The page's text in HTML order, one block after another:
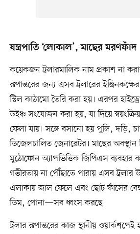
যন্ত্রপাতি ‘লোকাল’, মাছের মরণফাঁদ
কয়েকজন ট্রলারমালিক নাম প্রকাশ না
রূপান্তরের জন্য এসব ট্রলারের
স্টিল কাঠামো তৈরি করা হয়। এরপর
উইঞ্চ সংযোজন করা হয়, যা দিয়ে
ফেলা যায়। সঙ্গে বসানো হয় পুলি, দড়ি,
ডিজেলচালিত জেনারেটর। মাছের অবস্থান
মুঠোফোন অ্যাপভিত্তিক জিপিএস ব্যবহার
গভীরতায় না পৌঁছাতে পারায় এসব
এলাকায় জাল ফেলে এবং ছোট ফাঁসের
ডিম, পোনা—সব ধ্বংস করছে।
ট্রলার রূপান্তরের কাজ স্থানীয় ওয়ার্কশপেই